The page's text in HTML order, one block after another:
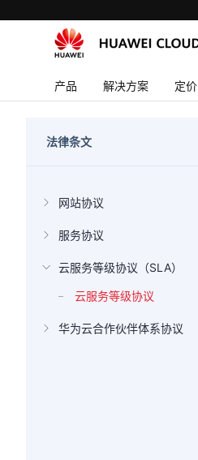
产品 解决方案 定价
法律条文
网站协议
服务协议
云服务等级协议（SLA）
云服务等级协议
华为云合作伙伴体系协议